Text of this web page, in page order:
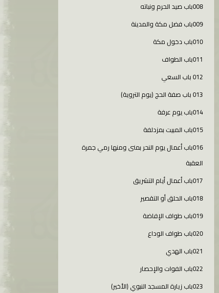
008باب صيد الحرم ونباته
009باب فضل مكة والمدينة
010باب دخول مكة
011باب الطواف
012 باب السعي
013 باب صفة الحج (يوم التروية)
014باب يوم عرفة
015باب المبيت بمزدلفة
016باب أعمال يوم النحر بمنى ومنها رمي جمرة
العقبة
017باب أعمال أيام التشريق
018باب الحلق أو التقصير
019باب طواف الإفاضة
020باب طواف الوداع
021باب الهدي
022باب الفوات والإحصار
023باب زيارة المسجد النبوي (الأخير)